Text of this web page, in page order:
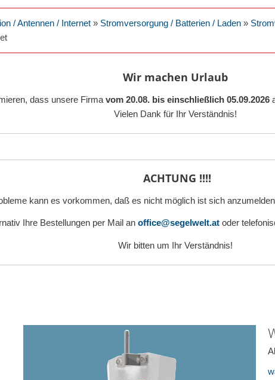
/ Antennen / Internet » Stromversorgung / Batterien / Laden »
Wir machen Urlaub
dass unsere Firma vom 20.08. bis einschließlich 05.09.2026
Vielen Dank für Ihr Verständnis!
ACHTUNG !!!!
kann es vorkommen, daß es nicht möglich ist sich
Ihre Bestellungen per Mail an office@segelwelt.at oder
Wir bitten um Ihr Verständnis!